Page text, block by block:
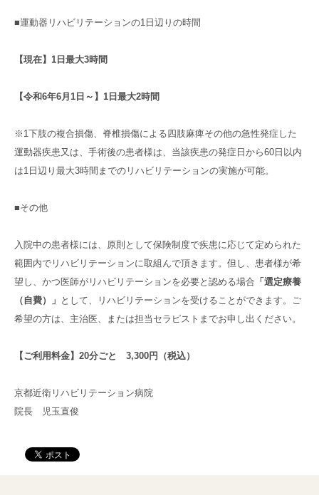
京都近衛リハビリテーション病院とは
京都市域リハビリテーション協力病院事業
有老ライフピア八瀬大原Ⅰ番館
採用サイト
■運動器リハビリテーションの1日辺りの時間
【現在】1日最大3時間
【令和6年6月1日～】1日最大2時間
※1下肢の複合損傷、脊椎損傷による四肢麻痺その他の急性発症した
運動器疾患又は、手術後の患者様は、当該疾患の発症日から60日以内
は1日辺り最大3時間までのリハビリテーションの実施が可能。
■その他
入院中の患者様には、原則として保険制度で疾患に応じて定められた
範囲内でリハビリテーションに取組んで頂きます。但し、患者様が希
望し、かつ医師がリハビリテーションを必要と認める場合 「選定療養
（自費）」 として、リハビリテーションを受けることができます。ご
希望の方は、主治医、または担当セラピストまでお申し出ください。
【ご利用料金】20分ごと 3,300円（税込）
京都近衛リハビリテーション病院
院長 児玉直俊